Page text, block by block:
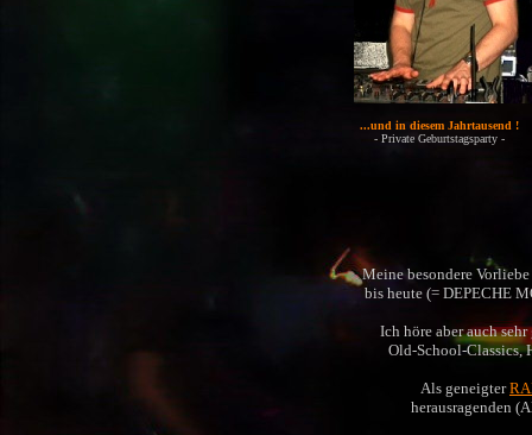
...und in diesem Jahrtausend !
- Private Geburtstagsparty -
Meine besondere
bis heute (= DEPECHE
Ich höre aber auch
Old-School-Classics,
Als geneigter
herausragenden